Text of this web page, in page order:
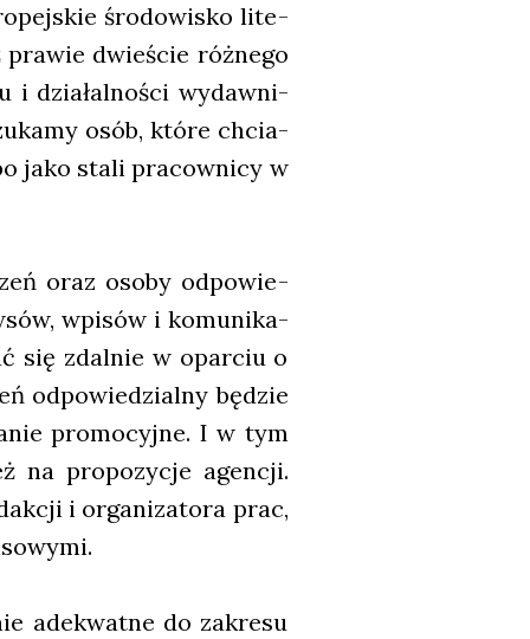
śro­do­wi­sko lite­
dwie­ście róż­ne­go
i dzia­łal­no­ści wydaw­ni­
osób, któ­re chcia­
jako sta­li pra­cow­ni­cy w
oraz oso­by odpo­wie­
wpi­sów i komu­ni­ka­
się zdal­nie w opar­ciu o
odpo­wie­dzial­ny będzie
pro­mo­cyj­ne. I w tym
na pro­po­zy­cje agen­cji.
i orga­ni­za­to­ra prac,
ade­kwat­ne do zakre­su